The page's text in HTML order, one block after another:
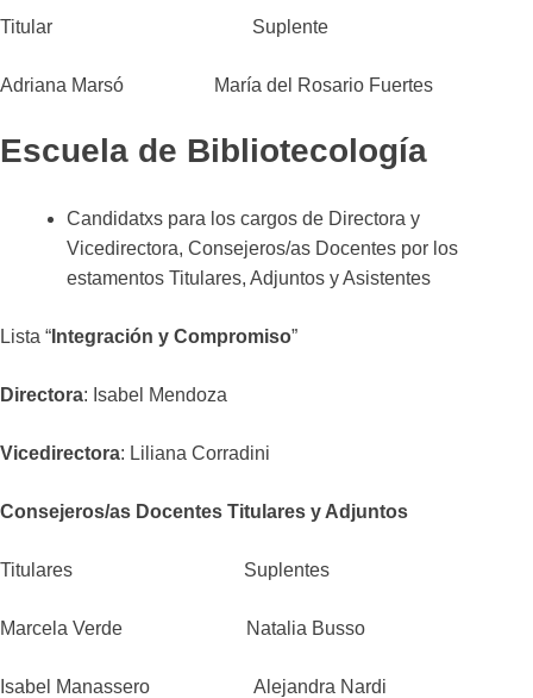
Titular Suplente
Adriana Marsó María del Rosario Fuertes
Escuela de Bibliotecología
Candidatxs para los cargos de Directora y
Vicedirectora, Consejeros/as Docentes por los
estamentos Titulares, Adjuntos y Asistentes
Lista “ Integración y Compromiso”
Directora: Isabel Mendoza
Vicedirectora: Liliana Corradini
Consejeros/as Docentes Titulares y Adjuntos
Titulares Suplentes
Marcela Verde Natalia Busso
Isabel Manassero Alejandra Nardi